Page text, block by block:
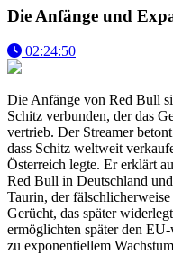
Die Anfänge und
02:24:50
Die Anfänge von Red Bull
Schitz verbunden, der das
vertrieb. Der Streamer
dass Schitz weltweit
Österreich legte. Er erklärt
Red Bull in Deutschland
Taurin, der
Gerücht, das später
ermöglichten später den
zu exponentiellem